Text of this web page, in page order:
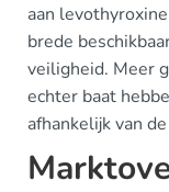
aan
brede
veiligheid. Meer
echter baat
afhankelijk van